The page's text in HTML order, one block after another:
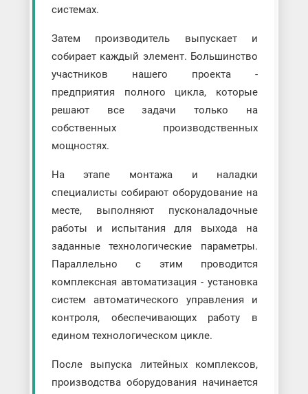
системах.
Затем производитель выпускает и
собирает каждый элемент. Большинство
участников нашего проекта -
предприятия полного цикла, которые
решают все задачи только на
собственных производственных
мощностях.
На этапе монтажа и наладки
специалисты собирают оборудование на
месте, выполняют пусконаладочные
работы и испытания для выхода на
заданные технологические параметры.
Параллельно с этим проводится
комплексная автоматизация - установка
систем автоматического управления и
контроля, обеспечивающих работу в
едином технологическом цикле.
После выпуска литейных комплексов,
производства оборудования начинается